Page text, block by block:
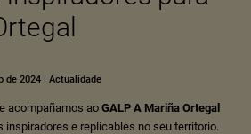
de 2024| Actualidade
acompañamos ao GALP A Mariña Ortegal
inspiradores e replicables no seu territorio.